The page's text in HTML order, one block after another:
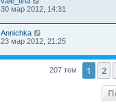
30 мар 2012, 14:31
Annichka
23 мар 2012, 21:25
207 тем 1 2